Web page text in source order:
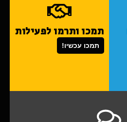
תמכו ותרמו לפעילות
תמכו עכשיו!